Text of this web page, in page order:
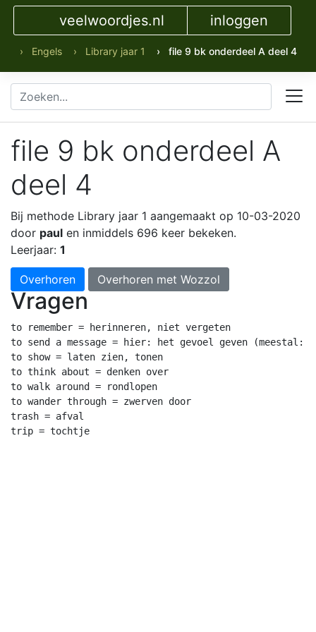
veelwoordjes.nl inloggen
› Engels › Library jaar 1 › file 9 bk onderdeel A deel 4
file 9 bk onderdeel A
deel 4
Bij methode Library jaar 1 aangemaakt op 10-03-2020
door paul en inmiddels 696 keer bekeken.
Leerjaar: 1
Overhoren Overhoren met Wozzol
Vragen
to remember = herinneren, niet vergeten
to send a message = hier: het gevoel geven (meestal:
to show = laten zien, tonen
to think about = denken over
to walk around = rondlopen
to wander through = zwerven door
trash = afval